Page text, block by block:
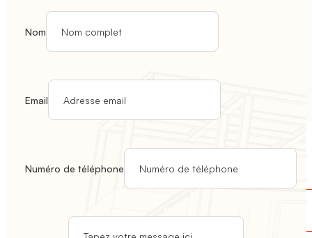
Blog / Conseils
Le Groupe CTBG
Nom
Email
Numéro de téléphone